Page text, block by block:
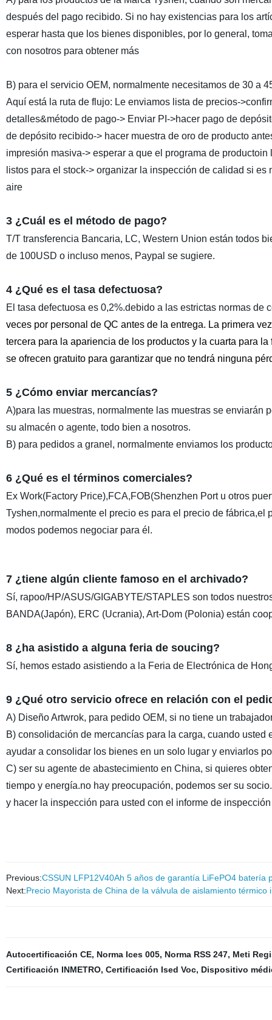
después del pago recibido. Si no hay existencias para los
esperar hasta que los bienes disponibles, por lo general,
con nosotros para obtener más
B) para el servicio OEM, normalmente necesitamos de 30 a
Aquí está la ruta de flujo: Le enviamos lista de precios-
detalles&método de pago-> Enviar PI->hacer pago de
de depósito recibido-> hacer muestra de oro de producto
impresión masiva-> esperar a que el programa de
listos para el stock-> organizar la inspección de calidad si
aire
3 ¿Cuál es el método de pago?
T/T transferencia Bancaria, LC, Western Union están todos
de 100USD o incluso menos, Paypal se sugiere.
4 ¿Qué es el tasa defectuosa?
El tasa defectuosa es 0,2%.debido a las estrictas normas de
veces por personal de QC antes de la entrega. La primera
tercera para la apariencia de los productos y la cuarta para
se ofrecen gratuito para garantizar que no tendrá ninguna
5 ¿Cómo enviar mercancías?
A)para las muestras, normalmente las muestras se
su almacén o agente, todo bien a nosotros.
B) para pedidos a granel, normalmente enviamos los
6 ¿Qué es el términos comerciales?
Ex Work(Factory Price),FCA,FOB(Shenzhen Port u otros
Tyshen,normalmente el precio es para el precio de
modos podemos negociar para él.
7 ¿tiene algún cliente famoso en el archivado?
Sí, rapoo/HP/ASUS/GIGABYTE/STAPLES son todos
BANDA(Japón), ERC (Ucrania), Art-Dom (Polonia) están
8 ¿ha asistido a alguna feria de soucing?
Sí, hemos estado asistiendo a la Feria de Electrónica de
9 ¿Qué otro servicio ofrece en relación con el
A) Diseño Artwrok, para pedido OEM, si no tiene un
B) consolidación de mercancías para la carga, cuando
ayudar a consolidar los bienes en un solo lugar y enviarlos
C) ser su agente de abastecimiento en China, si quieres
tiempo y energía.no hay preocupación, podemos ser su
y hacer la inspección para usted con el informe de
Previous:CSSUN LFP12V40Ah 5 años de garantía LiFePO4
Next:Precio Mayorista de China de la válvula de aislamiento
Autocertificación CE, Norma Ices 005, Norma RSS 247, Meti
Certificación INMETRO, Certificación Ised Voc, Dispositivo